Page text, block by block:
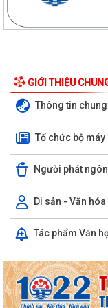
GIỚI THIỆU
Thông tin chung
Tổ chức bộ máy
Người phát ngôn
Di sản - Văn hóa
Tác phẩm Văn
và Quỹ tín dụng nhân
ĐỘI TUYỂN NHI ĐỒNG
BÓNG ĐÁ HOA